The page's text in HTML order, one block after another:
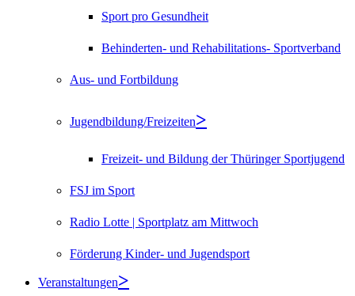
Sport pro Gesundheit
Behinderten- und Rehabilitations- Sportverband
Aus- und Fortbildung
Jugendbildung/Freizeiten
Freizeit- und Bildung der Thüringer Sportjugend
FSJ im Sport
Radio Lotte | Sportplatz am Mittwoch
Förderung Kinder- und Jugendsport
Veranstaltungen